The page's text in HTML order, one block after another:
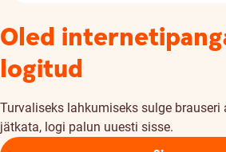
Oled
logitud
Turvaliseks lahkumiseks sulge brauseri
jätkata, logi palun uuesti sisse.